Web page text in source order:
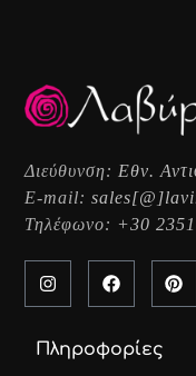
Διεύθυνση:Εθν.
E-mail:
Τηλέφωνο: +30
Πληροφορίες